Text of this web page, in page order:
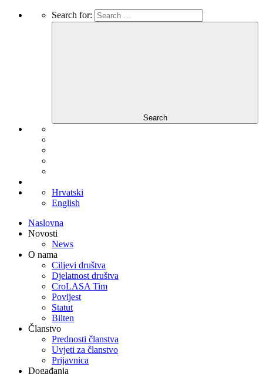
Search for:
Search
Hrvatski
English
Naslovna
Novosti
News
O nama
Ciljevi društva
Djelatnost društva
CroLASA Tim
Povijest
Statut
Bilten
Članstvo
Prednosti članstva
Uvjeti za članstvo
Prijavnica
Događanja